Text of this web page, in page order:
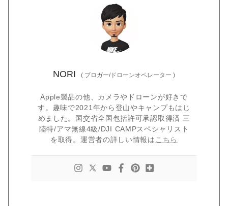
NORI ( ブロガー/ドローンオペレーター )
Apple製品の他、カメラやドローンが好きで
す。趣味で2021年から登山やキャンプもはじ
めました。国交省全国包括許可承認取得済 三
陸特/アマ無線4級/DJI CAMPスペシャリスト
を取得。運営者の詳しい情報は こちら